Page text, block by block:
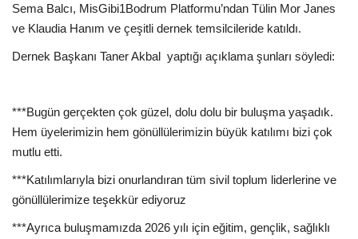
Dünya
Sema Balcı, MisGibi1Bodrum Platformu’ndan Tülin Mor Janes
ve Klaudia Hanım ve çeşitli dernek temsilcileride katıldı.
Dernek Başkanı Taner Akbal yaptığı açıklama şunları söyledi:
***Bugün gerçekten çok güzel, dolu dolu bir buluşma yaşadık.
Hem üyelerimizin hem gönüllülerimizin büyük katılımı bizi çok
mutlu etti.
***Katılımlarıyla bizi onurlandıran tüm sivil toplum liderlerine ve
gönüllülerimize teşekkür ediyoruz
***Ayrıca buluşmamızda 2026 yılı için eğitim, gençlik, sağlıklı